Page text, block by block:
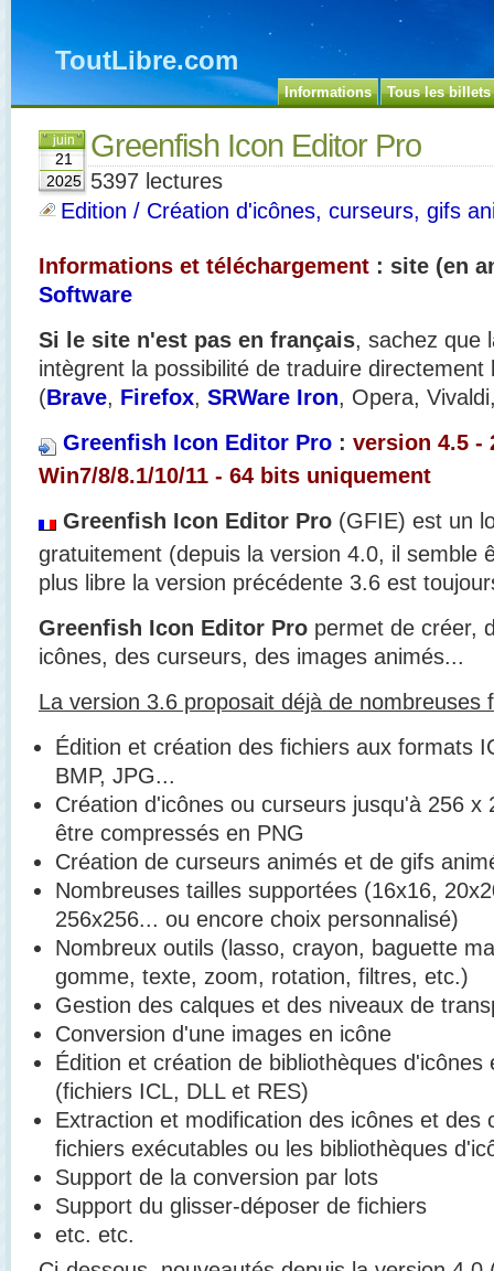
ToutLibre.com
Informations Tous les billets
juin
21
2025
Greenfish Icon Editor Pro
5397 lectures
Edition / Création d'icônes, curseurs, gifs
Informations et téléchargement : site (en
Software
Si le site n'est pas en français, sachez que
intègrent la possibilité de traduire directement
(Brave, Firefox, SRWare Iron, Opera,
Greenfish Icon Editor Pro : version 4.5 -
Win7/8/8.1/10/11 - 64 bits uniquement
Greenfish Icon Editor Pro (GFIE) est un
gratuitement (depuis la version 4.0, il semble
plus libre la version précédente 3.6 est
Greenfish Icon Editor Pro permet de créer,
icônes, des curseurs, des images animés...
La version 3.6 proposait déjà de nombreuses
Édition et création des fichiers aux formats
BMP, JPG...
Création d'icônes ou curseurs jusqu'à 256 x
être compressés en PNG
Création de curseurs animés et de gifs
Nombreuses tailles supportées (16x16,
256x256... ou encore choix personnalisé)
Nombreux outils (lasso, crayon, baguette
gomme, texte, zoom, rotation, filtres, etc.)
Gestion des calques et des niveaux de
Conversion d'une images en icône
Édition et création de bibliothèques
(fichiers ICL, DLL et RES)
Extraction et modification des icônes et des
fichiers exécutables ou les bibliothèques
Support de la conversion par lots
Support du glisser-déposer de fichiers
etc. etc.